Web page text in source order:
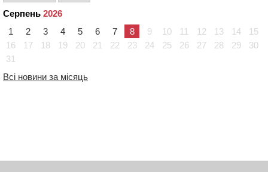
Серпень 2026
1
2 3 4 5 6 7 8 9 10 11 12 13 14
15
16
17 18 19 20 21 22 23 24 25 26 27 28 29
30
31
Всі новини за місяць